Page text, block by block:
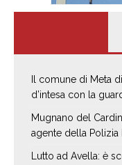
Il comune di Meta
d’intesa con la
Mugnano del
agente della Polizia
Lutto ad Avella: è